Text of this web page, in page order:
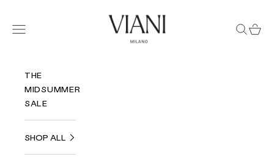
Viani Milano
Menü
Suchen
THE
MIDSUMMER
SALE
SHOP ALL